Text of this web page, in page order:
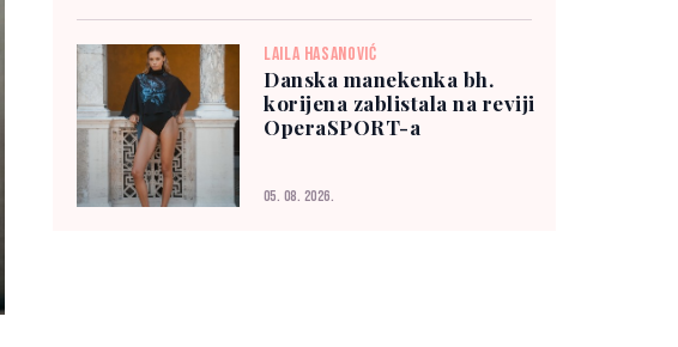
LAILA HASANOVIĆ
Danska manekenka bh.
korijena zablistala na reviji
OperaSPORT-a
05. 08. 2026.